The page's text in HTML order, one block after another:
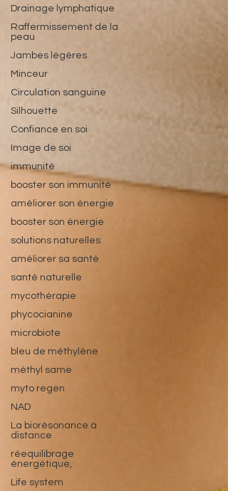
Drainage lymphatique
Raffermissement de la
peau
Jambes légères
Minceur
Circulation sanguine
Silhouette
Confiance en soi
Image de soi
immunité
booster son immunité
améliorer son énergie
booster son énergie
solutions naturelles
améliorer sa santé
santé naturelle
mycothérapie
phycocianine
microbiote
bleu de méthylène
méthyl same
myto regen
NAD
La biorésonance à
distance
réequilibrage
énergétique,
Life system